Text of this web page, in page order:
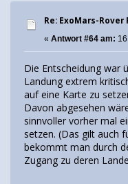
Re: ExoMars-
« Antwort #64 am:
Die Entscheidung war
Landung extrem
auf eine Karte zu
Davon abgesehen
sinnvoller vorher mal
setzen. (Das gilt auch
bekommt man durch
Zugang zu deren